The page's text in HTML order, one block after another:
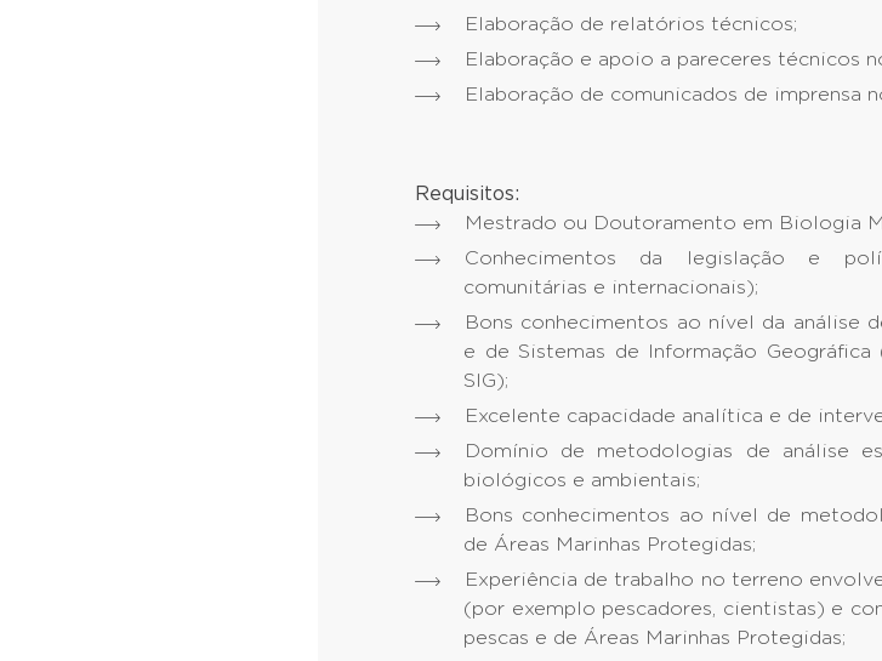
Elaboração de relatórios técnicos;
Elaboração e apoio a pareceres técnicos
Elaboração de comunicados de imprensa
Requisitos:
Mestrado ou Doutoramento em Biologia
Conhecimentos da legislação e
comunitárias e internacionais);
Bons conhecimentos ao nível da análise
e de Sistemas de Informação
SIG);
Excelente capacidade analítica e de
Domínio de metodologias de análise
biológicos e ambientais;
Bons conhecimentos ao nível de
de Áreas Marinhas Protegidas;
Experiência de trabalho no terreno
(por exemplo pescadores, cientistas) e
pescas e de Áreas Marinhas Protegidas;